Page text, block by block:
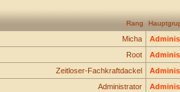
Rang
Micha
Root
Zeitloser-Fachkraftdackel
Administrator